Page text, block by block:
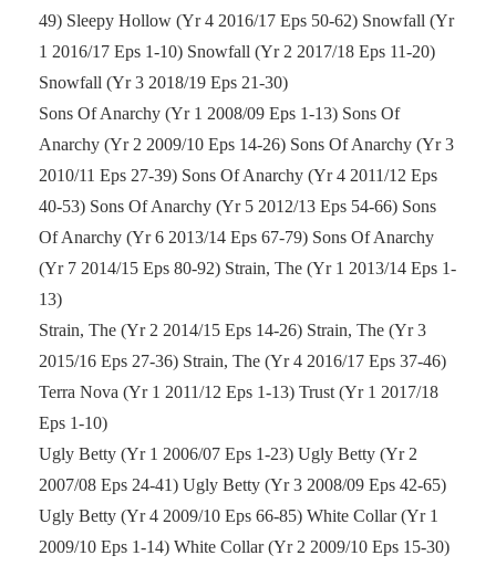
49) Sleepy Hollow (Yr 4 2016/17 Eps 50-62) Snowfall (Yr
1 2016/17 Eps 1-10) Snowfall (Yr 2 2017/18 Eps 11-20)
Snowfall (Yr 3 2018/19 Eps 21-30)
Sons Of Anarchy (Yr 1 2008/09 Eps 1-13) Sons Of
Anarchy (Yr 2 2009/10 Eps 14-26) Sons Of Anarchy (Yr 3
2010/11 Eps 27-39) Sons Of Anarchy (Yr 4 2011/12 Eps
40-53) Sons Of Anarchy (Yr 5 2012/13 Eps 54-66) Sons
Of Anarchy (Yr 6 2013/14 Eps 67-79) Sons Of Anarchy
(Yr 7 2014/15 Eps 80-92) Strain, The (Yr 1 2013/14 Eps 1-
13)
Strain, The (Yr 2 2014/15 Eps 14-26) Strain, The (Yr 3
2015/16 Eps 27-36) Strain, The (Yr 4 2016/17 Eps 37-46)
Terra Nova (Yr 1 2011/12 Eps 1-13) Trust (Yr 1 2017/18
Eps 1-10)
Ugly Betty (Yr 1 2006/07 Eps 1-23) Ugly Betty (Yr 2
2007/08 Eps 24-41) Ugly Betty (Yr 3 2008/09 Eps 42-65)
Ugly Betty (Yr 4 2009/10 Eps 66-85) White Collar (Yr 1
2009/10 Eps 1-14) White Collar (Yr 2 2009/10 Eps 15-30)